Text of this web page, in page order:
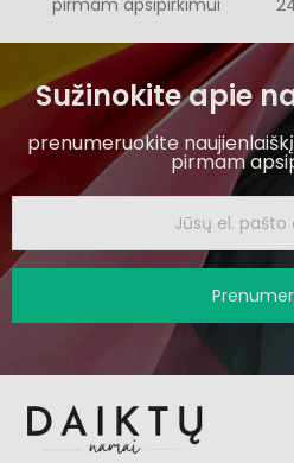
Sužinokite apie
prenumeruokite
pirmam